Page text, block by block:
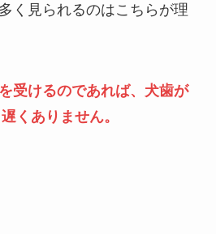
く見られるのはこちらが理
受けるのであれば、犬歯が
くありません。